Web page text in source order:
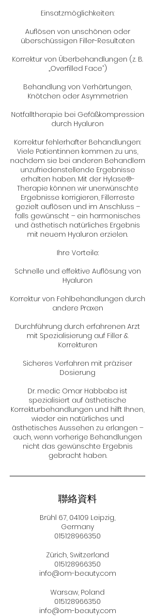
Einsatzmöglichkeiten:
Auflösen von unschönen oder
überschüssigen Filler-Resultaten
Korrektur von Überbehandlungen (z. B.
„Overfilled Face“)
Behandlung von Verhärtungen,
Knötchen oder Asymmetrien
Notfalltherapie bei Gefäßkompression
durch Hyaluron
Korrektur fehlerhafter Behandlungen:
Viele Patient:innen kommen zu uns,
nachdem sie bei anderen Behandlern
unzufriedenstellende Ergebnisse
erhalten haben. Mit der Hylase®-
Therapie können wir unerwünschte
Ergebnisse korrigieren, Fillerreste
gezielt auflösen und im Anschluss –
falls gewünscht – ein harmonisches
und ästhetisch natürliches Ergebnis
mit neuem Hyaluron erzielen.
Ihre Vorteile:
Schnelle und effektive Auflösung von
Hyaluron
Korrektur von Fehlbehandlungen durch
andere Praxen
Durchführung durch erfahrenen Arzt
mit Spezialisierung auf Filler &
Korrekturen
Sicheres Verfahren mit präziser
Dosierung
Dr. medic Omar Habbaba ist
spezialisiert auf ästhetische
Korrekturbehandlungen und hilft Ihnen,
wieder ein natürliches und
ästhetisches Aussehen zu erlangen –
auch, wenn vorherige Behandlungen
nicht das gewünschte Ergebnis
gebracht haben.
聯絡資料
Brühl 67, 04109 Leipzig,
Germany
015128966350
Zürich, Switzerland
015128966350
info@om-beauty.com
Warsaw, Poland
015128966350
info@om-beauty.com